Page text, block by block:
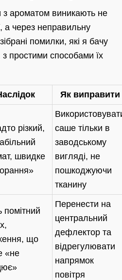
ароматом виникають не
а через неправильну
помилки, які я бачу
з простими способами їх
Як виправити
різкий,
швидке
саше тільки в
заводському
вигляді, не
пошкоджуючи
тканину
помітний
що
«не
Перенести на
центральний
дефлектор та
відрегулювати
напрямок
повітря